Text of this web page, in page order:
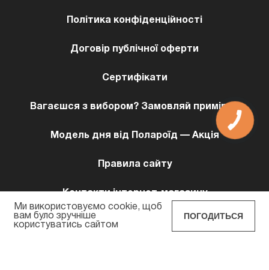
Політика конфіденційності
Договір публічної оферти
Сертифікати
Вагаєшся з вибором? Замовляй примірку!
Модель дня від Полароїд — Акція
Правила сайту
Контакти інтернет-магазину
POLAROID EYEWEAR © 2026 Всi права захищенi
Ми використовуємо cookie, щоб
вам було зручніше
користуватись сайтом
ПОГОДИТЬСЯ
КНОПКА
ЗВ'ЯЗКУ